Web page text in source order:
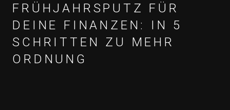
FRÜHJAHRSPUTZ FÜR
DEINE FINANZEN: IN 5
SCHRITTEN ZU MEHR
ORDNUNG